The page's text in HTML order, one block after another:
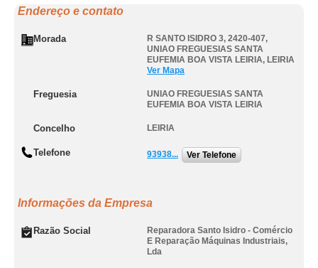
Endereço e contato
Morada R SANTO ISIDRO 3, 2420-407,
UNIAO FREGUESIAS SANTA
EUFEMIA BOA VISTA LEIRIA, LEIRIA
Ver Mapa
Freguesia
UNIAO FREGUESIAS SANTA
EUFEMIA BOA VISTA LEIRIA
Concelho LEIRIA
Telefone 93938... Ver Telefone
Informações da Empresa
Razão Social
Reparadora Santo Isidro - Comércio
E Reparação Máquinas Industriais,
Lda